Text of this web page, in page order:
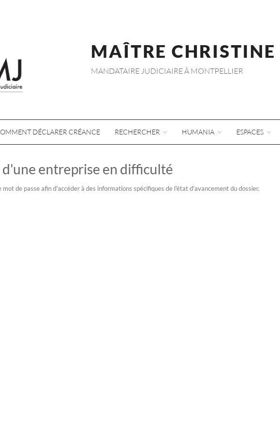
MAÎTRE
MANDATAIRE JUDICIAIRE À MONTPELLIER
DÉCLARER CRÉANCE RECHERCHER HUMANIA ESPACES
d'une entreprise en difficulté
de passe afin d'accéder à des informations spécifiques de l'état d'avancement du dossier.